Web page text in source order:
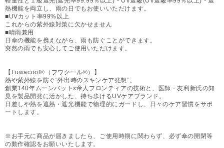
熱機能を両立し、雨の日でもお使いいただけます。
■UVカット率99%以上
これからの紫外線対策に欠かせません
■晴雨兼用
日傘の機能を携えながら、雨も防ぐことができます。
突然の雨でも安心してご使用いただけます。
【Fuwacool®（フワクール®）】
熱や紫外線を防ぐ“外出時のスキンケア発想”。
創業140年ムーンバットx帝人フロンティアの技術と、医師・友利新氏の知
見を製品開発に活かした、持ち歩けるUVケアブランド。
日差しや熱を遮熱・遮光機能で物理的にガードし、日々のケア習慣をサポ
ートします。
※お手元に商品が届きましたら、ご使用時期に関わらず、必ず傘の開閉等
の動作確認をお願いいたします。